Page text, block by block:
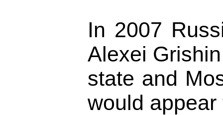
In 2007
Alexei
state and
would